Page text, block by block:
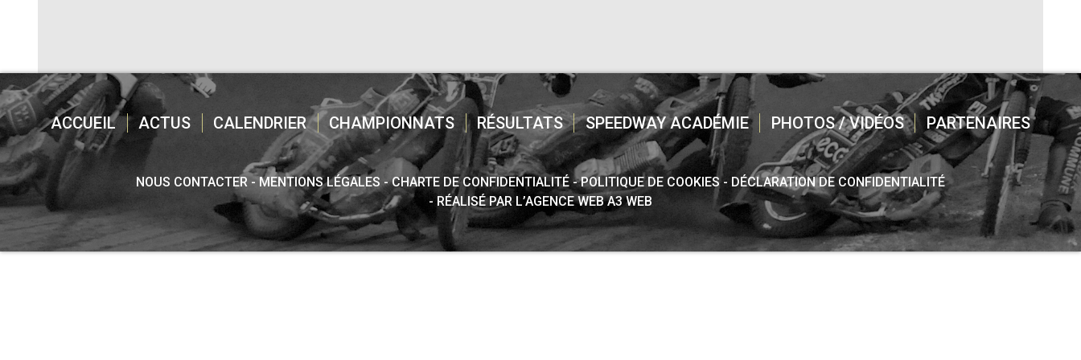
ACCUEIL ACTUS CALENDRIER CHAMPIONNATS RÉSULTATS SPEEDWAY ACADÉMIE PHOTOS / VIDÉOS PARTENAIRES
NOUS CONTACTER MENTIONS LÉGALES CHARTE DE CONFIDENTIALITÉ POLITIQUE DE COOKIES
DÉCLARATION DE CONFIDENTIALITÉ
RÉALISÉ PAR L’AGENCE WEB A3 WEB